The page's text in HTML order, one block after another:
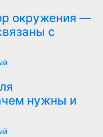
окружения —
с
нужны и